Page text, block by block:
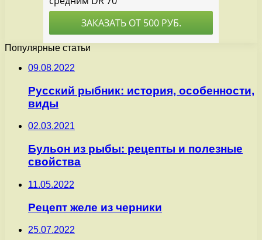
Популярные статьи
09.08.2022
Русский рыбник: история, особенности,
виды
02.03.2021
Бульон из рыбы: рецепты и полезные
свойства
11.05.2022
Рецепт желе из черники
25.07.2022